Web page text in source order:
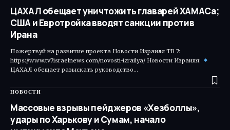
ЦАХАЛ обещает уничтожить главарей ХАМАСа;
США и Евротройка вводят санкции против
Ирана
Пожертвуй на развитие проекта Новости Израиля ТВ 7:
https://www.tv7israelnews.com/novosti-izrailya/ Новости Израиля:
ЦАХАЛ обещает разыскать руководство…
НОВОСТИ
Массовые взрывы пейджеров «Хезболлы»,
удары по Харькову и Сумам, начало